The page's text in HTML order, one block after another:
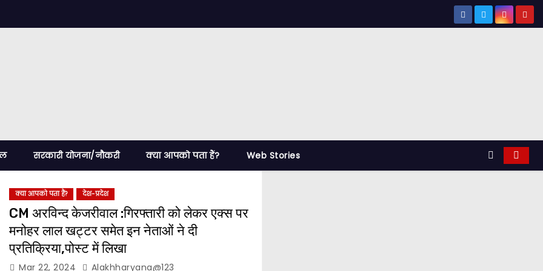
सरकारी योजना/नौकरी क्या आपको पता हैं? Web Stories
क्या आपको पता हैं? देश-प्रदेश
CM अरविन्द केजरीवाल :गिरफ्तारी को लेकर एक्स पर
मनोहर लाल खट्टर समेत इन नेताओं ने दी
प्रतिक्रिया,पोस्ट में लिखा
Mar 22, 2024 Alakhharyana@123